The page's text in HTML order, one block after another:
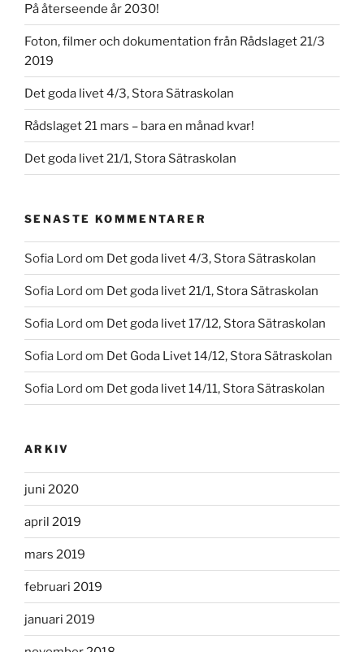
På återseende år 2030!
Foton, filmer och dokumentation från Rådslaget 21/3
2019
Det goda livet 4/3, Stora Sätraskolan
Rådslaget 21 mars – bara en månad kvar!
Det goda livet 21/1, Stora Sätraskolan
SENASTE KOMMENTARER
Sofia Lord om Det goda livet 4/3, Stora Sätraskolan
Sofia Lord om Det goda livet 21/1, Stora Sätraskolan
Sofia Lord om Det goda livet 17/12, Stora Sätraskolan
Sofia Lord om Det Goda Livet 14/12, Stora Sätraskolan
Sofia Lord om Det goda livet 14/11, Stora Sätraskolan
ARKIV
juni 2020
april 2019
mars 2019
februari 2019
januari 2019